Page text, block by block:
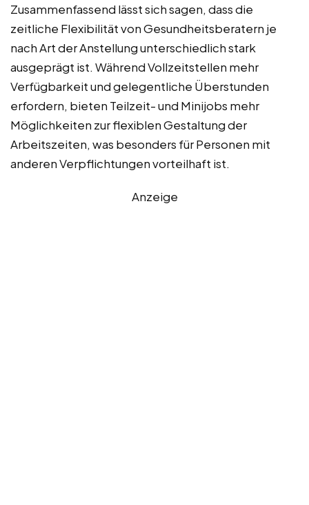
Zusammenfassend lässt sich sagen, dass die
zeitliche Flexibilität von Gesundheitsberatern je
nach Art der Anstellung unterschiedlich stark
ausgeprägt ist. Während Vollzeitstellen mehr
Verfügbarkeit und gelegentliche Überstunden
erfordern, bieten Teilzeit- und Minijobs mehr
Möglichkeiten zur flexiblen Gestaltung der
Arbeitszeiten, was besonders für Personen mit
anderen Verpflichtungen vorteilhaft ist.
Anzeige